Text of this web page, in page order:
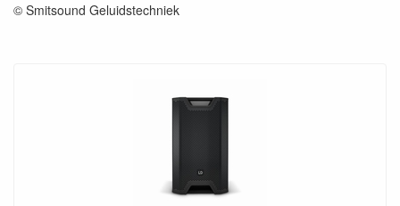
© Smitsound Geluidstechniek